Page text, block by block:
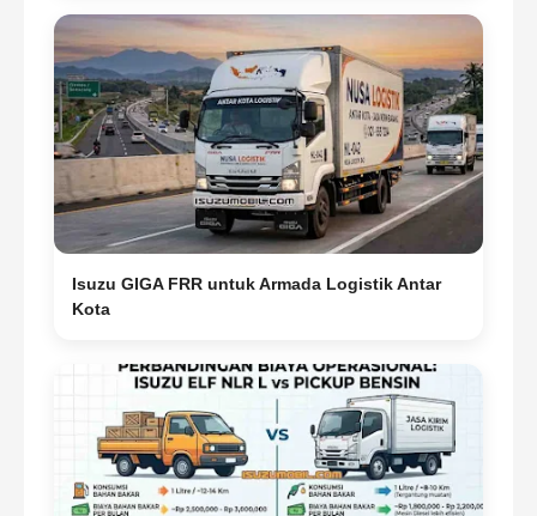
Isuzu GIGA FRR untuk Armada Logistik Antar
Kota